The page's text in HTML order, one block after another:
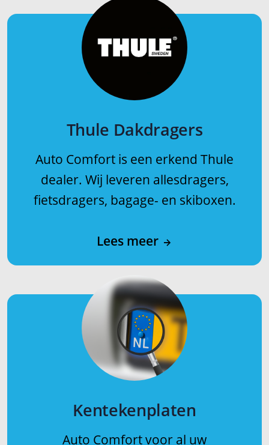
Thule Dakdragers
Auto Comfort is een erkend Thule
dealer. Wij leveren allesdragers,
fietsdragers, bagage- en skiboxen.
Lees meer
Kentekenplaten
Auto Comfort voor al uw